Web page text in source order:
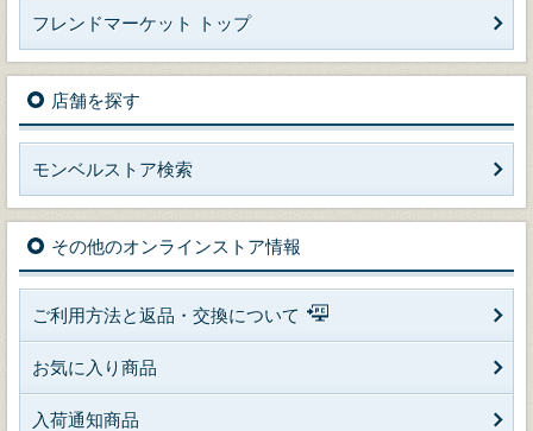
フレンドマーケット トップ
店舗を探す
モンベルストア検索
その他のオンラインストア情報
ご利用方法と返品・交換について
お気に入り商品
入荷通知商品